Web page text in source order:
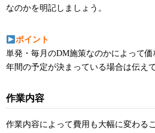
なのかを明記しましょう。
ポイント
単発・毎月のDM施策なのかによって価
年間の予定が決まっている場合は伝え
作業内容
作業内容によって費用も大幅に変わる